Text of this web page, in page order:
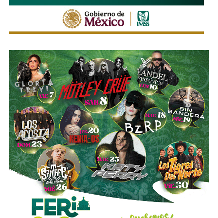
La legislación establecerá que, salvo prueba en contrario,
se presumirá dicha intención cuando el deudor, sin causa
goce de sueldo, cuando este constituya su único o
principal medio para obtener ingresos.
Asimismo, se establecen sanciones para quienes, durante
un proceso judicial o existiendo una resolución firme,
enajenen intencionalmente de manera parcial o total sus
bienes con la finalidad de eludir obligaciones alimentarias.
De igual manera, se sancionará a quienes, teniendo
conocimiento de la existencia de una obligación
alimentaria o de un proceso judicial en curso, ayuden al
deudor a ocultar bienes, acepten figurar como titulares
aparentes de estos o realicen actos jurídicos simulados
con el propósito de evitar que se cumplan las
obligaciones alimentarias.